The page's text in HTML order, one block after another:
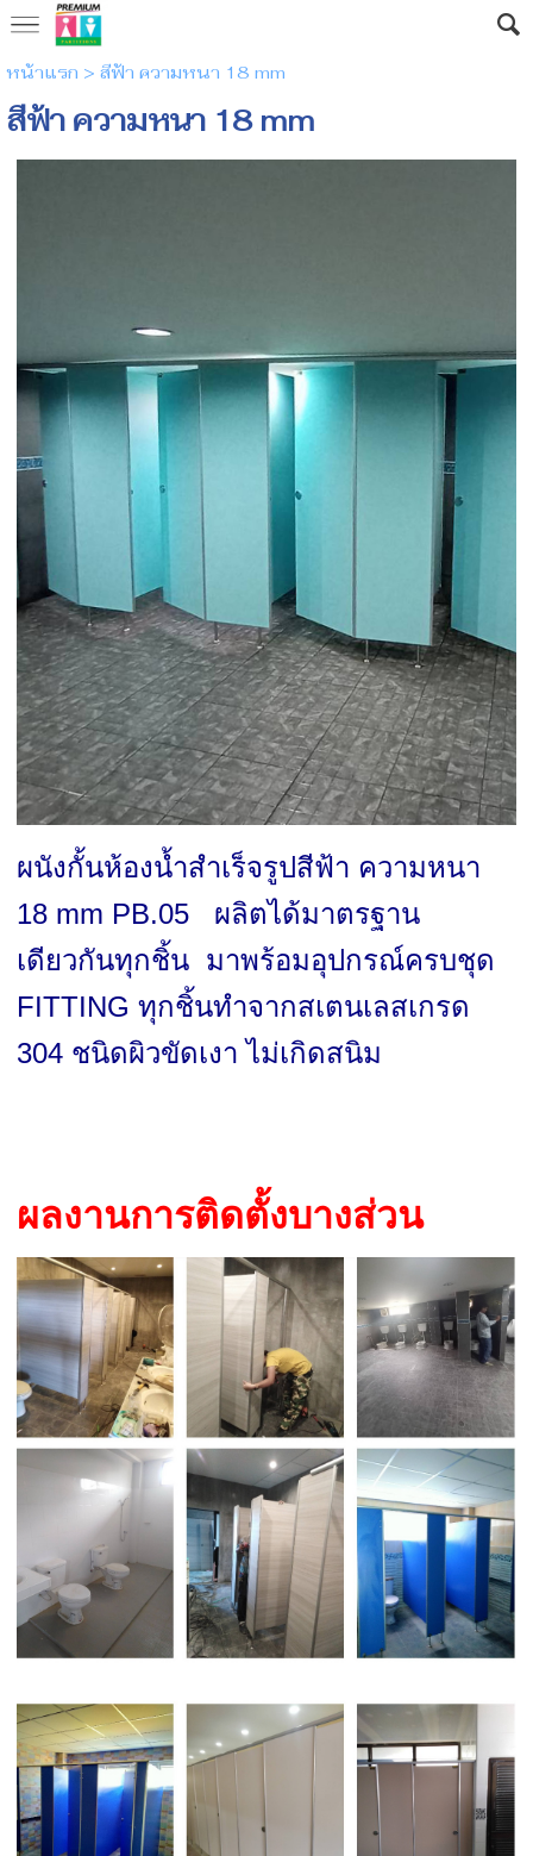
หน้าแรก > สีฟ้า ความหนา 18 mm
สีฟ้า ความหนา 18 mm
ผนังกั้นห้องน้ำสำเร็จรูปสีฟ้า ความหนา
18 mm PB.05 ผลิตได้มาตรฐาน
เดียวกันทุกชิ้น มาพร้อมอุปกรณ์ครบชุด
FITTING ทุกชิ้นทำจากสเตนเลสเกรด
304 ชนิดผิวขัดเงา ไม่เกิดสนิม
ผลงานการติดตั้งบางส่วน